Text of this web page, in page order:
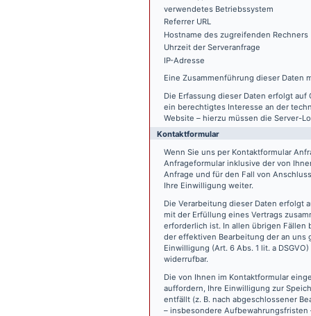
verwendetes Betriebssystem
Referrer URL
Hostname des zugreifenden Rechners
Uhrzeit der Serveranfrage
IP-Adresse
Eine Zusammenführung dieser Daten
Die Erfassung dieser Daten erfolgt auf
ein berechtigtes Interesse an der
Website – hierzu müssen die Server-
Kontaktformular
Wenn Sie uns per Kontaktformular
Anfrageformular inklusive der von
Anfrage und für den Fall von
Ihre Einwilligung weiter.
Die Verarbeitung dieser Daten erfolgt
mit der Erfüllung eines Vertrags
erforderlich ist. In allen übrigen Fällen
der effektiven Bearbeitung der an uns
Einwilligung (Art. 6 Abs. 1 lit. a
widerrufbar.
Die von Ihnen im Kontaktformular
auffordern, Ihre Einwilligung zur
entfällt (z. B. nach abgeschlossener
– insbesondere